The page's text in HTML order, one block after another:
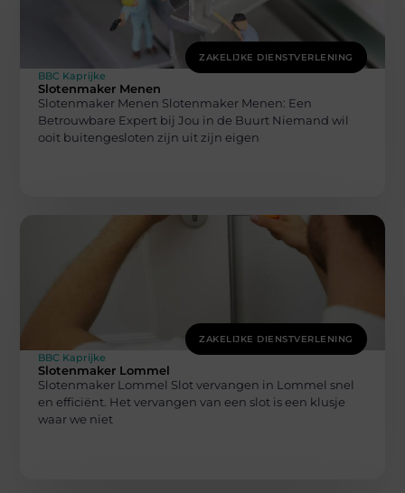
ZAKELIJKE DIENSTVERLENING
BBC Kaprijke
Slotenmaker Menen
Slotenmaker Menen Slotenmaker Menen: Een
Betrouwbare Expert bij Jou in de Buurt Niemand wil
ooit buitengesloten zijn uit zijn eigen
ZAKELIJKE DIENSTVERLENING
BBC Kaprijke
Slotenmaker Lommel
Slotenmaker Lommel Slot vervangen in Lommel snel
en efficiënt. Het vervangen van een slot is een klusje
waar we niet